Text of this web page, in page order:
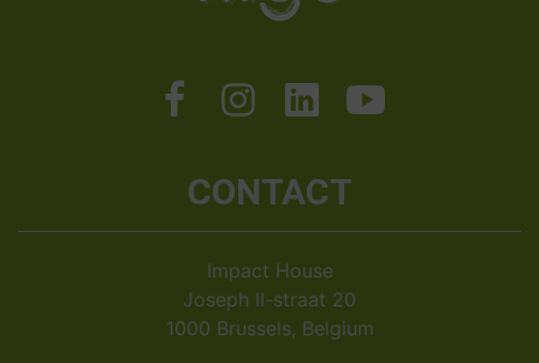
CONTACT
Impact House
Joseph II-straat 20
1000 Brussels, Belgium